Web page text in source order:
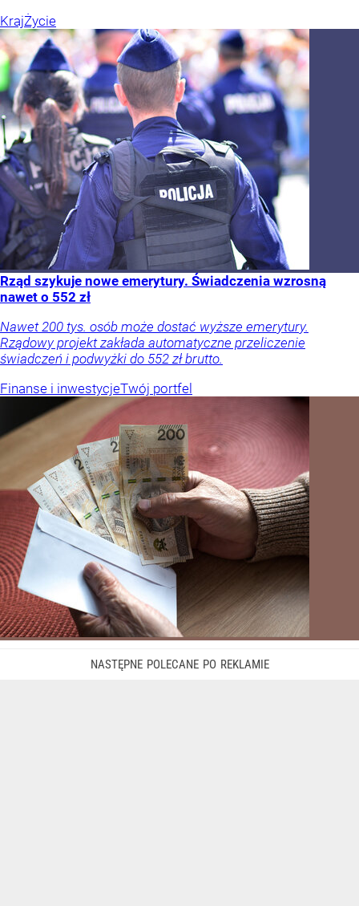
KrajŻycie
Rząd szykuje nowe emerytury. Świadczenia wzrosną
nawet o 552 zł
Nawet 200 tys. osób może dostać wyższe emerytury.
Rządowy projekt zakłada automatyczne przeliczenie
świadczeń i podwyżki do 552 zł brutto.
Finanse i inwestycjeTwój portfel